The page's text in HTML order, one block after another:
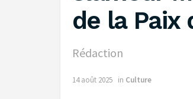
de la Paix
Rédaction
14 août 2025 in Culture